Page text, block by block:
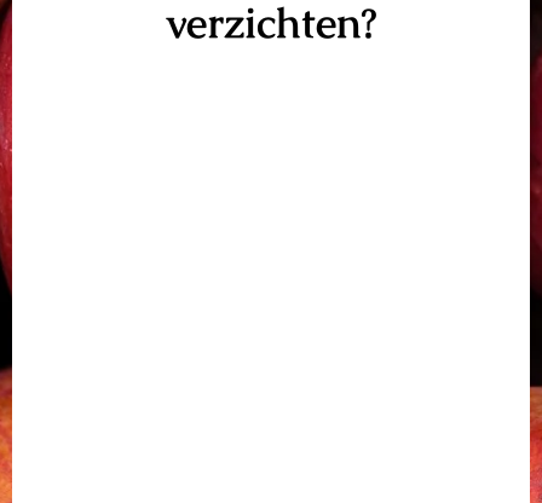
verzichten?